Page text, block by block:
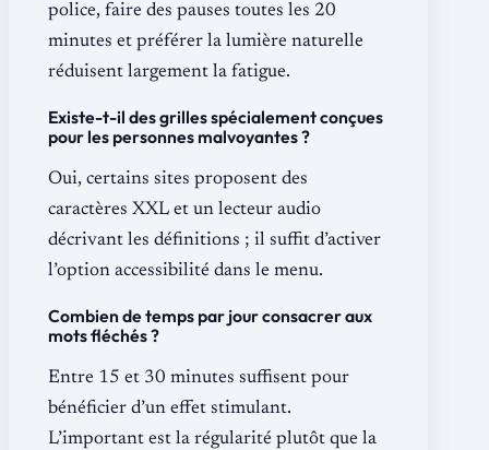
police, faire des pauses toutes les 20
minutes et préférer la lumière naturelle
réduisent largement la fatigue.
Existe-t-il des grilles spécialement conçues
pour les personnes malvoyantes ?
Oui, certains sites proposent des
caractères XXL et un lecteur audio
décrivant les définitions ; il suffit d’activer
l’option accessibilité dans le menu.
Combien de temps par jour consacrer aux
mots fléchés ?
Entre 15 et 30 minutes suffisent pour
bénéficier d’un effet stimulant.
L’important est la régularité plutôt que la